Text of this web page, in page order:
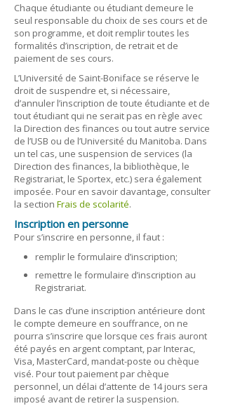
Chaque étudiante ou étudiant demeure le
seul responsable du choix de ses cours et de
son programme, et doit remplir toutes les
formalités d’inscription, de retrait et de
paiement de ses cours.
L’Université de Saint-Boniface se réserve le
droit de suspendre et, si nécessaire,
d’annuler l’inscription de toute étudiante et de
tout étudiant qui ne serait pas en règle avec
la Direction des finances ou tout autre service
de l’USB ou de l’Université du Manitoba. Dans
un tel cas, une suspension de services (la
Direction des finances, la bibliothèque, le
Registrariat, le Sportex, etc.) sera également
imposée. Pour en savoir davantage, consulter
la section Frais de scolarité.
Inscription en personne
Pour s’inscrire en personne, il faut :
remplir le formulaire d’inscription;
remettre le formulaire d’inscription au
Registrariat.
Dans le cas d’une inscription antérieure dont
le compte demeure en souffrance, on ne
pourra s’inscrire que lorsque ces frais auront
été payés en argent comptant, par Interac,
Visa, MasterCard, mandat-poste ou chèque
visé. Pour tout paiement par chèque
personnel, un délai d’attente de 14 jours sera
imposé avant de retirer la suspension.